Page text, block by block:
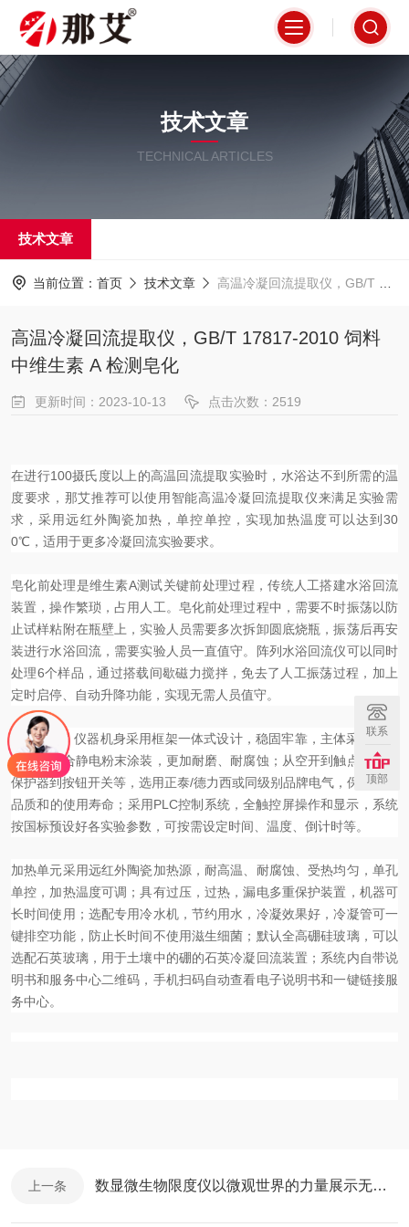
技术文章
TECHNICAL ARTICLES
技术文章
当前位置： 首页 技术文章 高温冷凝回流提取仪，GB/T 17817-2010 饲料中维生素 A 检测皂化
高温冷凝回流提取仪，GB/T 17817-2010 饲料
中维生素 A 检测皂化
更新时间：2023-10-13 点击次数：2519
在进行100摄氏度以上的高温回流提取实验时，水浴达不到所需的温
度要求，那艾推荐可以使用智能高温冷凝回流提取仪来满足实验需
求，采用远红外陶瓷加热，单控单控，实现加热温度可以达到30
0℃，适用于更多冷凝回流实验要求。
皂化前处理是维生素A测试关键前处理过程，传统人工搭建水浴回流
装置，操作繁琐，占用人工。皂化前处理过程中，需要不时振荡以防
止试样粘附在瓶壁上，实验人员需要多次拆卸圆底烧瓶，振荡后再安
装进行水浴回流，需要实验人员一直值守。阵列水浴回流仪可以同时
处理6个样品，通过搭载间歇磁力搅拌，免去了人工振荡过程，加上
定时启停、自动升降功能，实现无需人员值守。
NAI-HL6G 仪器机身采用框架一体式设计，稳固牢靠，主体采用品牌
冷轧板配合静电粉末涂装，更加耐磨、耐腐蚀； 从空开到触点，继电
保护器到按钮开关等，选用正泰/德力西或同级别品牌电气，保证仪器
品质和的使用寿命； 采用PLC控制系统，全触控屏操作和显示，系统
按国标预设好各实验参数，可按需设定时间、温度、倒计时等。
加热单元采用远红外陶瓷加热源，耐高温、耐腐蚀、受热均匀，单孔
单控，加热温度可调；具有过压，过热，漏电多重保护装置，机器可
长时间使用；选配专用冷水机，节约用水，冷凝效果好，冷凝管可一
键排空功能，防止长时间不使用滋生细菌；默认全高硼硅玻璃，可以
选配石英玻璃，用于土壤中的硼的石英冷凝回流装置；系统内自带说
明书和服务中心二维码，手机扫码自动查看电子说明书和一键链接服
务中心。
上一条 数显微生物限度仪以微观世界的力量展示无尽可能
联系
顶部